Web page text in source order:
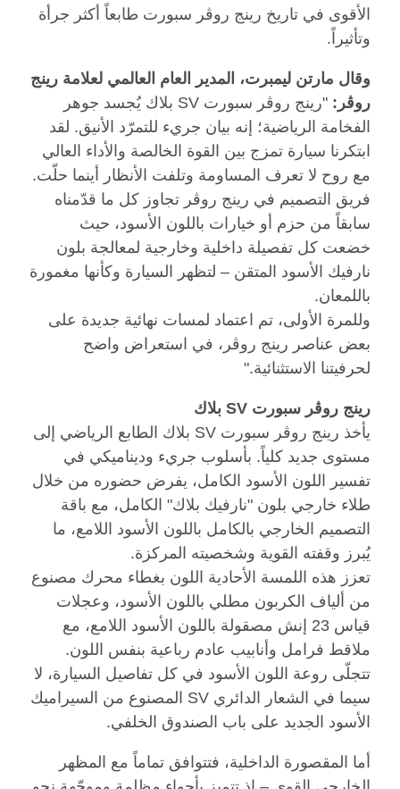
الأقوى في تاريخ رينج روڤر سبورت طابعاً أكثر جرأة
وتأثيراً.
وقال مارتن ليمبرت، المدير العام العالمي لعلامة رينج
روڤر: "رينج روڤر سبورت SV بلاك يُجسد جوهر
الفخامة الرياضية؛ إنه بيان جريء للتمرّد الأنيق. لقد
ابتكرنا سيارة تمزج بين القوة الخالصة والأداء العالي
مع روح لا تعرف المساومة وتلفت الأنظار أينما حلّت.
فريق التصميم في رينج روڤر تجاوز كل ما قدّمناه
سابقاً من حزم أو خيارات باللون الأسود، حيث
خضعت كل تفصيلة داخلية وخارجية لمعالجة بلون
نارفيك الأسود المتقن – لتظهر السيارة وكأنها مغمورة
باللمعان.
وللمرة الأولى، تم اعتماد لمسات نهائية جديدة على
بعض عناصر رينج روڤر، في استعراض واضح
لحرفيتنا الاستثنائية."
رينج روڤر سبورت SV بلاك
يأخذ رينج روڤر سبورت SV بلاك الطابع الرياضي إلى
مستوى جديد كلياً. بأسلوب جريء وديناميكي في
تفسير اللون الأسود الكامل، يفرض حضوره من خلال
طلاء خارجي بلون "نارفيك بلاك" الكامل، مع باقة
التصميم الخارجي بالكامل باللون الأسود اللامع، ما
يُبرز وقفته القوية وشخصيته المركزة.
تعزز هذه اللمسة الأحادية اللون بغطاء محرك مصنوع
من ألياف الكربون مطلي باللون الأسود، وعجلات
قياس 23 إنش مصقولة باللون الأسود اللامع، مع
ملاقط فرامل وأنابيب عادم رباعية بنفس اللون.
تتجلّى روعة اللون الأسود في كل تفاصيل السيارة، لا
سيما في الشعار الدائري SV المصنوع من السيراميك
الأسود الجديد على باب الصندوق الخلفي.
أما المقصورة الداخلية، فتتوافق تماماً مع المظهر